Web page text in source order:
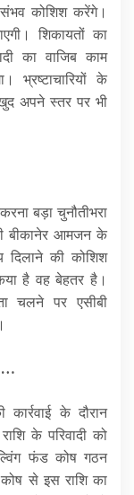
कोशिश करेंगे।
शिकायतों का
का वाजिब काम
भ्रष्टाचारियों के
अपने स्तर पर भी
बड़ा चुनौतीभरा
बीकानेर आमजन के
की कोशिश
है वह बेहतर है।
चलने पर एसीबी
…
के दौरान
के परिवादी को
फंड कोष गठन
से इस राशि का